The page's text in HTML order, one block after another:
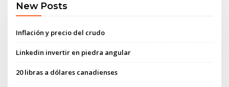
New Posts
Inflación y precio del crudo
Linkedin invertir en piedra angular
20 libras a dólares canadienses